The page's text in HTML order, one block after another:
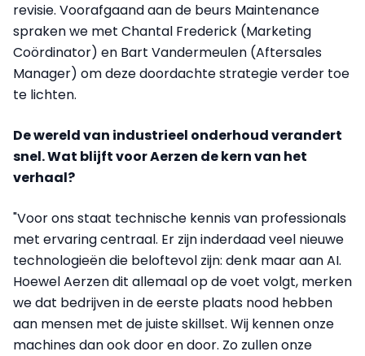
revisie. Voorafgaand aan de beurs Maintenance
spraken we met Chantal Frederick (Marketing
Coördinator) en Bart Vandermeulen (Aftersales
Manager) om deze doordachte strategie verder toe
te lichten.
De wereld van industrieel onderhoud verandert
snel. Wat blijft voor Aerzen de kern van het
verhaal?
"Voor ons staat technische kennis van professionals
met ervaring centraal. Er zijn inderdaad veel nieuwe
technologieën die beloftevol zijn: denk maar aan AI.
Hoewel Aerzen dit allemaal op de voet volgt, merken
we dat bedrijven in de eerste plaats nood hebben
aan mensen met de juiste skillset. Wij kennen onze
machines dan ook door en door. Zo zullen onze